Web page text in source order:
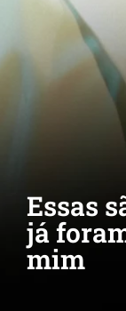
Essas
já
mim